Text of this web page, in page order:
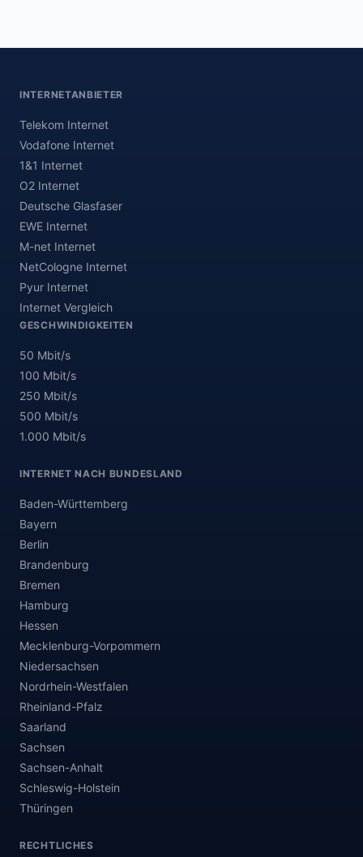
INTERNETANBIETER
Telekom Internet
Vodafone Internet
1&1 Internet
O2 Internet
Deutsche Glasfaser
EWE Internet
M-net Internet
NetCologne Internet
Pyur Internet
Internet Vergleich
GESCHWINDIGKEITEN
50 Mbit/s
100 Mbit/s
250 Mbit/s
500 Mbit/s
1.000 Mbit/s
INTERNET NACH BUNDESLAND
Baden-Württemberg
Bayern
Berlin
Brandenburg
Bremen
Hamburg
Hessen
Mecklenburg-Vorpommern
Niedersachsen
Nordrhein-Westfalen
Rheinland-Pfalz
Saarland
Sachsen
Sachsen-Anhalt
Schleswig-Holstein
Thüringen
RECHTLICHES